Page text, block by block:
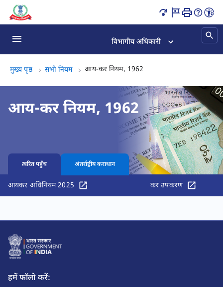
आय-कर नियम, 1962 पृष्ठ लोड हो गया
विभागीय अधिकारी
मुख्य पृष्ठ सभी नियम आय-कर नियम, 1962
आय-कर नियम, 1962
त्वरित पहुँच अंतर्राष्ट्रीय कराधान
आयकर अधिनियम 2025 कर उपकरण
हमें फॉलो करें: